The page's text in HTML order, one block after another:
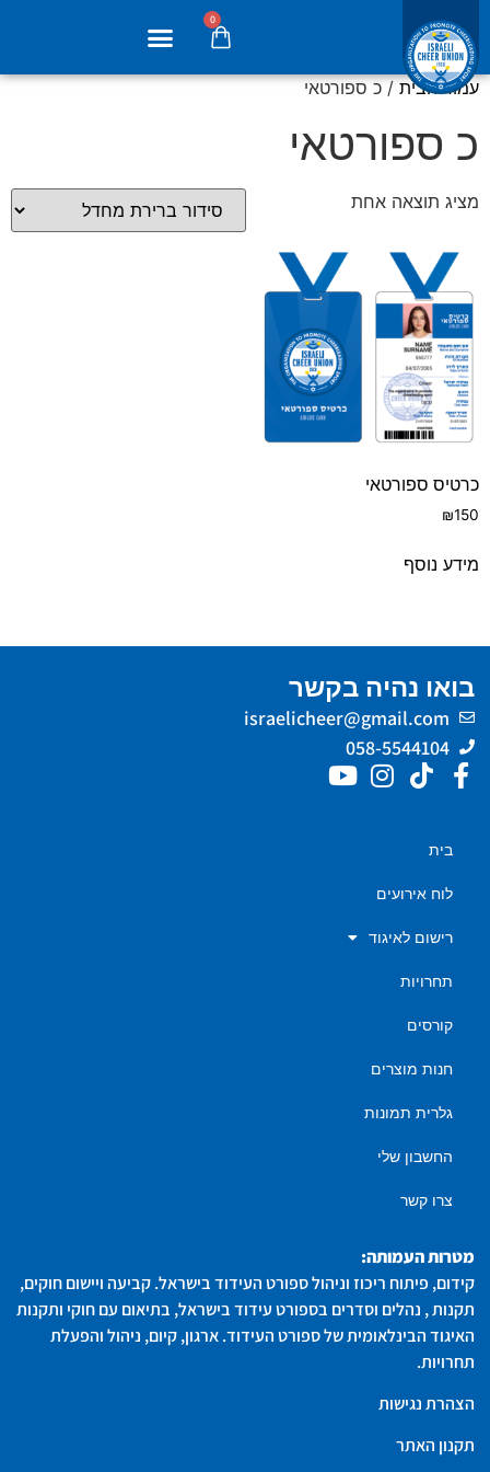
0
עמוד הבית / כ ספורטאי
כ ספורטאי
מציג תוצאה אחת
כרטיס ספורטאי
₪150
מידע נוסף
בואו נהיה בקשר
israelicheer@gmail.com
058-5544104
בית
לוח אירועים
רישום לאיגוד
תחרויות
קורסים
חנות מוצרים
גלרית תמונות
החשבון שלי
צרו קשר
מטרות העמותה:
קידום, פיתוח ריכוז וניהול ספורט העידוד בישראל. קביעה ויישום חוקים,
תקנות , נהלים וסדרים בספורט עידוד בישראל, בתיאום עם חוקי ותקנות
האיגוד הבינלאומית של ספורט העידוד. ארגון, קיום, ניהול והפעלת
תחרויות.
הצהרת נגישות
תקנון האתר